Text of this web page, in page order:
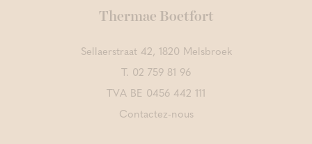
Thermae Boetfort
Sellaerstraat 42, 1820 Melsbroek
T. 02 759 81 96
TVA BE 0456 442 111
Contactez-nous